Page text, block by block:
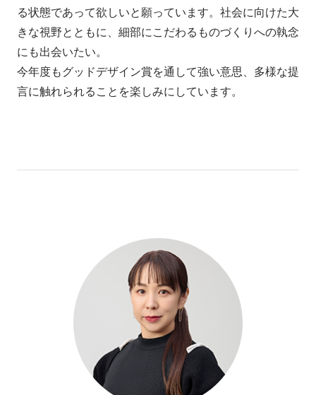
る状態であって欲しいと願っています。社会に向けた大
きな視野とともに、細部にこだわるものづくりへの執念
にも出会いたい。
今年度もグッドデザイン賞を通して強い意思、多様な提
言に触れられることを楽しみにしています。